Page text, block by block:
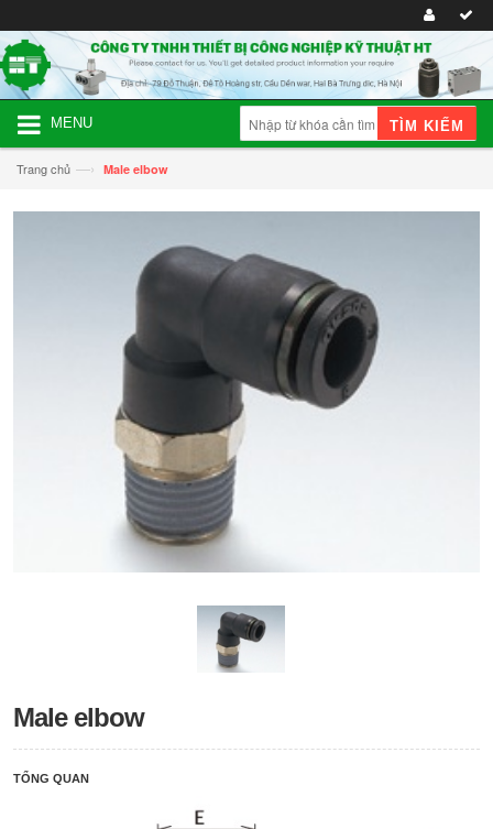
MENU TÌM KIẾM
Trang chủ —› Male elbow
Male elbow
TỔNG QUAN